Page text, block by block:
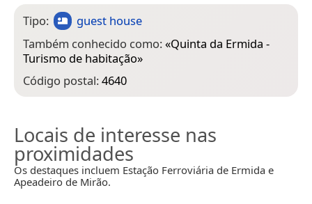
Tipo:
guest house
Também conhecido como:«Quinta da Ermida -
Turismo de habitação»
Código postal:4640
Locais de interesse nas
proximidades
Os destaques incluem Estação Ferroviária de Ermida e
Apeadeiro de Mirão.